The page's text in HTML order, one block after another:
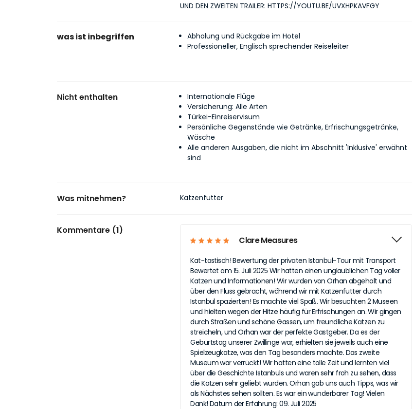
UND DEN ZWEITEN TRAILER: HTTPS://YOUTU.BE/UVXHPKAVFGY
was ist inbegriffen
Abholung und Rückgabe im Hotel
Professioneller, Englisch sprechender Reiseleiter
Nicht enthalten
Internationale Flüge
Versicherung: Alle Arten
Türkei-Einreiservisum
Persönliche Gegenstände wie Getränke, Erfrischungsgetränke,
Wäsche
Alle anderen Ausgaben, die nicht im Abschnitt 'Inklusive' erwähnt
sind
Was mitnehmen? Katzenfutter
Kommentare (1)
Clare Measures
Kat-tastisch! Bewertung der privaten Istanbul-Tour mit Transport
Bewertet am 15. Juli 2025 Wir hatten einen unglaublichen Tag voller
Katzen und Informationen! Wir wurden von Orhan abgeholt und
über den Fluss gebracht, während wir mit Katzenfutter durch
Istanbul spazierten! Es machte viel Spaß. Wir besuchten 2 Museen
und hielten wegen der Hitze häufig für Erfrischungen an. Wir gingen
durch Straßen und schöne Gassen, um freundliche Katzen zu
streicheln, und Orhan war der perfekte Gastgeber. Da es der
Geburtstag unserer Zwillinge war, erhielten sie jeweils auch eine
Spielzeugkatze, was den Tag besonders machte. Das zweite
Museum war verrückt! Wir hatten eine tolle Zeit und lernten viel
über die Geschichte Istanbuls und waren sehr froh zu sehen, dass
die Katzen sehr geliebt wurden. Orhan gab uns auch Tipps, was wir
als Nächstes sehen sollten. Es war ein wunderbarer Tag! Vielen
Dank! Datum der Erfahrung: 09. Juli 2025